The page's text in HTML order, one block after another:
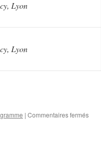
Lyon
Lyon
| Commentaires ferméssur